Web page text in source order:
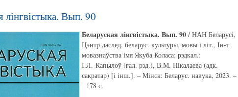
лінгвістыка. Вып. 90
Беларуская лінгвістыка. Вып. 90 / НАН Беларусі,
Цэнтр даслед. беларус. культуры, мовы і літ., Ін-т
мовазнаўства імя Якуба Коласа; рэдкал.:
І.Л. Капылоў (гал. рэд.), В.М. Нікалаева (адк.
сакратар) [і інш.]. – Мінск: Беларус. навука, 2023. –
178 с.